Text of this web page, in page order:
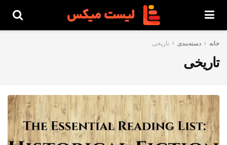
خانه دسته‌بندی تاریخی
تاریخی